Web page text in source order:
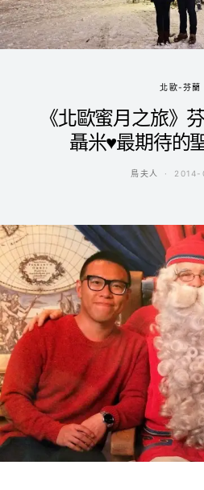
北歐-芬蘭
《北歐蜜月之旅》
聶米♥最期待的
鳥夫人 2014-